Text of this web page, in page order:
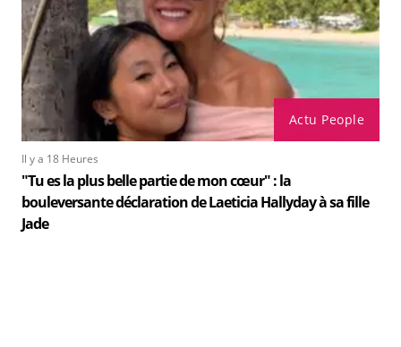
Actu People
Il y a 18 Heures
"Tu es la plus belle partie de mon cœur" : la
bouleversante déclaration de Laeticia Hallyday à sa fille
Jade